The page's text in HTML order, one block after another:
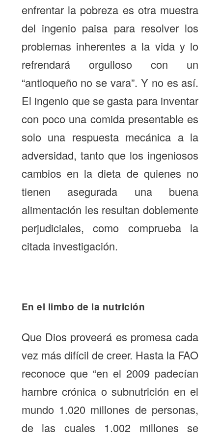
enfrentar la pobreza es otra muestra
del ingenio paisa para resolver los
problemas inherentes a la vida y lo
refrendará orgulloso con un
“antioqueño no se vara”. Y no es así.
El ingenio que se gasta para inventar
con poco una comida presentable es
solo una respuesta mecánica a la
adversidad, tanto que los ingeniosos
cambios en la dieta de quienes no
tienen asegurada una buena
alimentación les resultan doblemente
perjudiciales, como comprueba la
citada investigación.
En el limbo de la nutrición
Que Dios proveerá es promesa cada
vez más difícil de creer. Hasta la FAO
reconoce que “en el 2009 padecían
hambre crónica o subnutrición en el
mundo 1.020 millones de personas,
de las cuales 1.002 millones se